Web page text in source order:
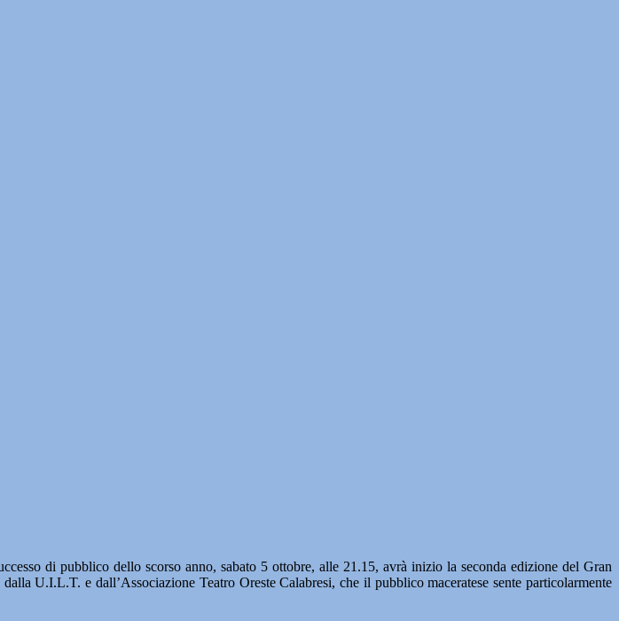
di pubblico dello scorso anno, sabato 5 ottobre, alle 21.15, avrà inizio la seconda edizione del Gran
U.I.L.T. e dall’Associazione Teatro Oreste Calabresi, che il pubblico maceratese sente particolarmente